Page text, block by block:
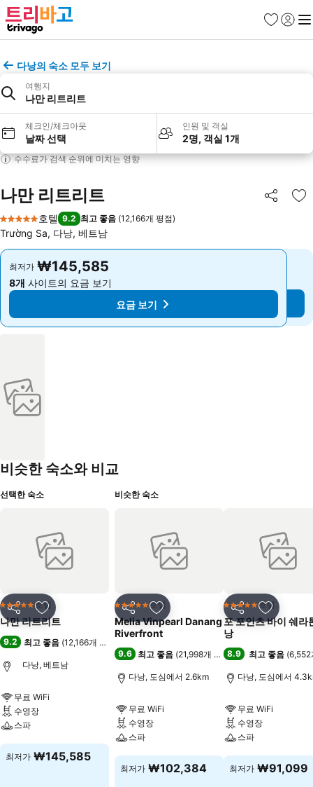
즐겨찾기
로그인
메
다낭의 숙소 모두 보기
여행지
나만 리트리트
체크인/체크아웃
날짜 선택
인원 및 객실
2명, 객실 1개
수수료가 검색 순위에 미치는 영향
나만 리트리트 공유
즐
5 성급
호텔 9.2 최고 좋음 (12,166개 평점)
Trường Sa, 다낭, 베트남
최저가 ₩145,585
8개 사이트의 요금 보기
요금 보기
최저가 ₩145,585
8개 사이트의 요금 보기
요금 보기
비슷한 숙소와 비교
선택한 숙소
공유 즐겨찾기에 추가
5 성급 호텔
나만 리트리트
9.2 최고 좋음 (12,166개 평점
다낭, 베트남
무료 WiFi
수영장
스파
요금 보기
최저가 ₩145,585
비슷한 숙소
공유 즐겨찾기에 추가
5 성급 호텔
Melia Vinpearl Danang
Riverfront
9.6 최고 좋음 (21,998개 평점)
다낭, 도심에서 2.6km
무료 WiFi
수영장
스파
요금 보기
최저가 ₩102,384
공유 즐겨찾기
5 성급 호텔
포 포인츠 바이 쉐라
낭
8.9 최고 좋음 (6,552
다낭, 도심에서
무료 WiFi
수영장
스파
요금 보기
최저가 ₩91,099